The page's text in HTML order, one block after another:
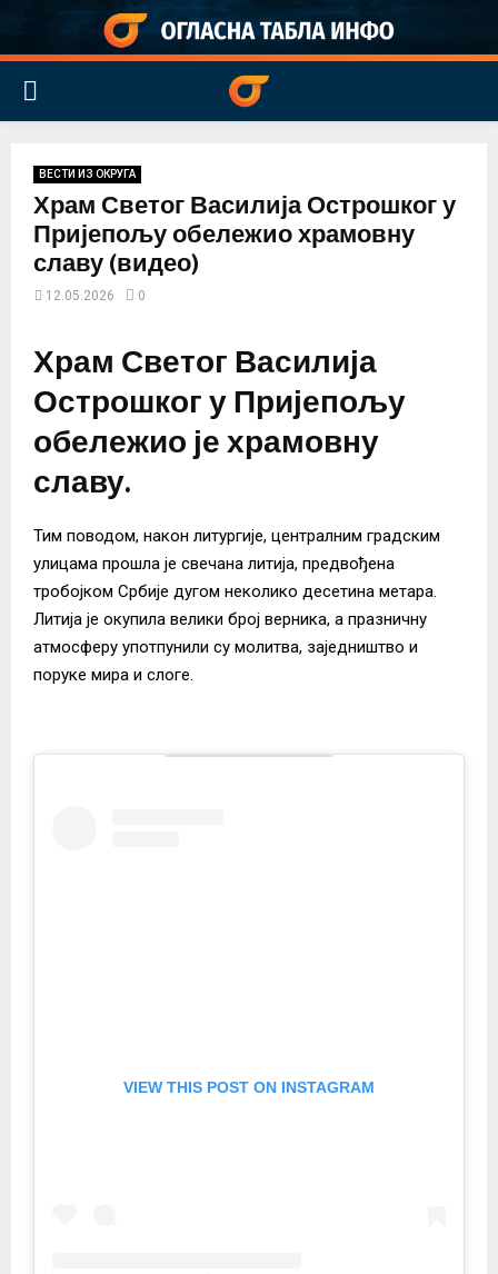
PRIMARY
ВЕСТИ ИЗ ОКРУГА
Храм Светог Василија Острошког у
Пријепољу обележио храмовну
славу (видео)
12.05.2026 0
Храм Светог Василија
Острошког у Пријепољу
обележио је храмовну
славу.
Тим поводом, након литургије, централним градским
улицама прошла је свечана литија, предвођена
тробојком Србије дугом неколико десетина метара.
Литија је окупила велики број верника, а празничну
атмосферу употпунили су молитва, заједништво и
поруке мира и слоге.
VIEW THIS POST ON INSTAGRAM